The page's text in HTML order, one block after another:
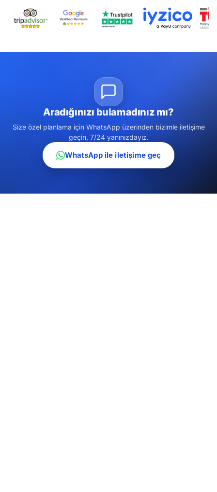
Aradığınızı bulamadınız mı?
Size özel planlama için WhatsApp üzerinden bizimle iletişime
geçin, 7/24 yanınızdayız.
WhatsApp ile iletişime geç